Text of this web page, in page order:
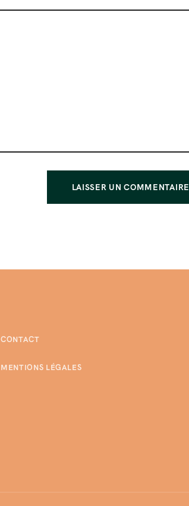
CONTACT
MENTIONS LÉGALES